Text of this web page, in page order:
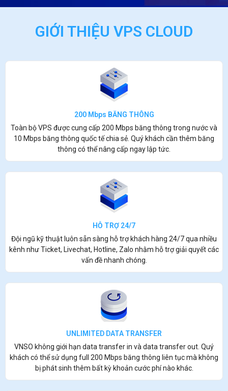
GIỚI THIỆU VPS CLOUD
200 Mbps BĂNG THÔNG
Toàn bộ VPS được cung cấp 200 Mbps băng thông trong nước và
10 Mbps băng thông quốc tế chia sẻ. Quý khách cần thêm băng
thông có thể nâng cấp ngay lập tức.
HỖ TRỢ 24/7
Đội ngũ kỹ thuật luôn sẵn sàng hỗ trợ khách hàng 24/7 qua nhiều
kênh như Ticket, Livechat, Hotline, Zalo nhằm hỗ trợ giải quyết các
vấn đề nhanh chóng.
UNLIMITED DATA TRANSFER
VNSO không giới hạn data transfer in và data transfer out. Quý
khách có thể sử dụng full 200 Mbps băng thông liên tục mà không
bị phát sinh thêm bất kỳ khoản cước phí nào khác.